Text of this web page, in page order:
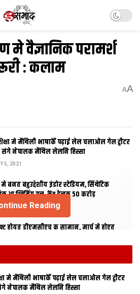
मे वैज्ञानिक परामर्श
: कलाम
AA
मे मैथि‍ली भाषाकेँ पढ़ाई लेल चलाओल गेल ट्वीटर
संगे नेपालक मैथिल लेलनि हिस्सा
5, 2021
बनत बहुउद्देशीय इंडोर स्‍टेडि‍यम, सिंथेटिक
आ स्विमिंग पुल, केंद्र देलक 50 करोड़
26, 2020
होयत डीएमसीएच क सामान, मार्च मे होएत
कए जायतीह बेंगलुरु
Reading
मे मैथि‍ली भाषाकेँ पढ़ाई लेल चलाओल गेल ट्वीटर
नेपालक मैथिल लेलनि हिस्सा